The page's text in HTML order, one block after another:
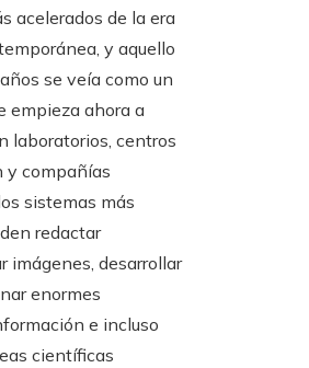
acelerados de la era
y aquello
se veía como un
empieza ahora a
laboratorios, centros
y compañías
sistemas más
redactar
imágenes, desarrollar
enormes
e incluso
científicas